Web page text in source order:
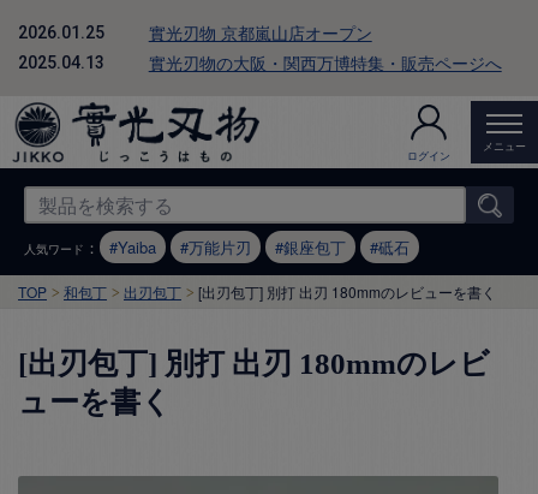
2026.01.25 實光刃物 京都嵐山店オープン
2025.04.13 實光刃物の大阪・関西万博特集・販売ページへ
ログイン
メニュー
人気ワード ： Yaiba 万能片刃 銀座包丁 砥石
TOP 和包丁 出刃包丁 [出刃包丁] 別打 出刃 180mmのレビューを書く
[出刃包丁] 別打 出刃 180mmのレビ
ューを書く